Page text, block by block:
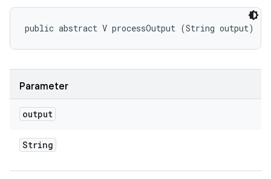
public abstract V processOutput (String output)
Parameter
output
String